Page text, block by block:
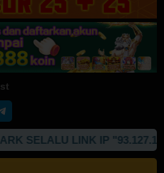
LINK IP